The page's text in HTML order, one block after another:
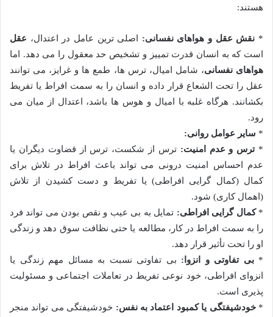
هستند:
* نقش عقل و هواهای نفسانی: اصلی ترین عامل در اعتدال، عقل
است که به انسان قدرت تمییز و تشخیص حد معقول را می دهد. اما
هواهای نفسانی، شامل امیال، ترس ها، طمع ها و غرایز، می توانند
عقل را تحت الشعاع قرار داده و انسان را به سمت افراط یا تفریط
بکشانند. هرگاه غلبه با امیال و هوس ها باشد، اعتدال از میان می
رود.
* سایر عوامل روانی:
*ترس و عدم امنیت: ترس از شکست، ترس از قضاوت دیگران یا
عدم احساس امنیت درونی می تواند باعث افراط در تلاش برای
کمال (کمال گرایی افراطی) یا تفریط و دست کشیدن از تلاش
(اهمال کاری) شود.
*کمال گرایی افراطی: تمایل به بی عیب و نقص بودن می تواند فرد
را به سمت افراط در کار، مطالعه یا حتی نظافت سوق دهد و زندگی
او را تحت تأثیر قرار دهد.
*بی تفاوتی و انزوا: بی تفاوتی نسبت به مسائل مهم زندگی یا
انزوای افراطی، خود نوعی تفریط در تعاملات اجتماعی و مسئولیت
پذیری است.
*خودشیفتگی یا کمبود اعتماد به نفس: خودشیفتگی می تواند منجر